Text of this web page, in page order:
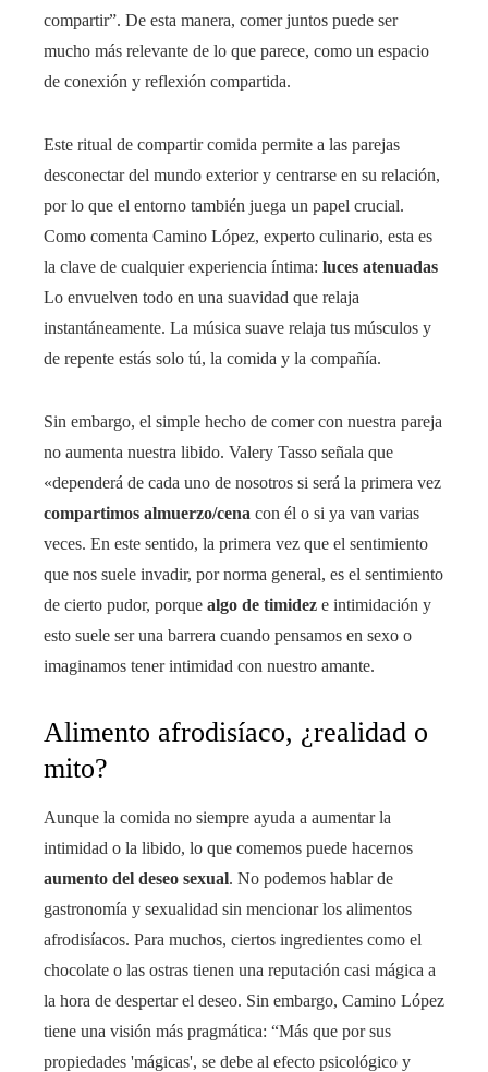
compartir”. De esta manera, comer juntos puede ser
mucho más relevante de lo que parece, como un espacio
de conexión y reflexión compartida.
Este ritual de compartir comida permite a las parejas
desconectar del mundo exterior y centrarse en su relación,
por lo que el entorno también juega un papel crucial.
Como comenta Camino López, experto culinario, esta es
la clave de cualquier experiencia íntima: luces atenuadas
Lo envuelven todo en una suavidad que relaja
instantáneamente. La música suave relaja tus músculos y
de repente estás solo tú, la comida y la compañía.
Sin embargo, el simple hecho de comer con nuestra pareja
no aumenta nuestra libido. Valery Tasso señala que
«dependerá de cada uno de nosotros si será la primera vez
compartimos almuerzo/cena con él o si ya van varias
veces. En este sentido, la primera vez que el sentimiento
que nos suele invadir, por norma general, es el sentimiento
de cierto pudor, porque algo de timidez e intimidación y
esto suele ser una barrera cuando pensamos en sexo o
imaginamos tener intimidad con nuestro amante.
Alimento afrodisíaco, ¿realidad o
mito?
Aunque la comida no siempre ayuda a aumentar la
intimidad o la libido, lo que comemos puede hacernos
aumento del deseo sexual. No podemos hablar de
gastronomía y sexualidad sin mencionar los alimentos
afrodisíacos. Para muchos, ciertos ingredientes como el
chocolate o las ostras tienen una reputación casi mágica a
la hora de despertar el deseo. Sin embargo, Camino López
tiene una visión más pragmática: “Más que por sus
propiedades 'mágicas', se debe al efecto psicológico y